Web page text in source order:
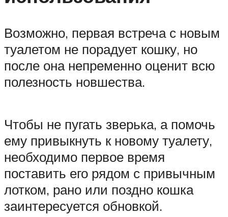
Возможно, первая встреча с новым
туалетом не порадует кошку, но
после она непременно оценит всю
полезность новшества.
Чтобы не пугать зверька, а помочь
ему привыкнуть к новому туалету,
необходимо первое время
поставить его рядом с привычным
лотком, рано или поздно кошка
заинтересуется обновкой.